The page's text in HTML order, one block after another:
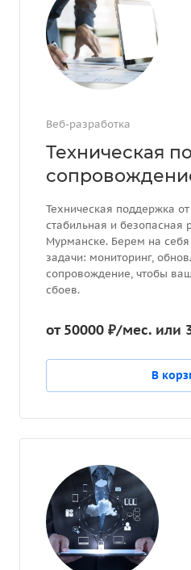
Веб-разработка
Техническая
Техническая поддержка
стабильная и безопасная
Мурманске. Берем на себя
задачи: мониторинг,
сопровождение, чтобы
сбоев.
от 50000 ₽/мес. или
В